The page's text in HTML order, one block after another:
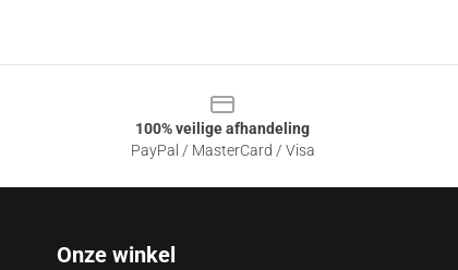
100% veilige afhandeling
PayPal / MasterCard / Visa
Onze winkel